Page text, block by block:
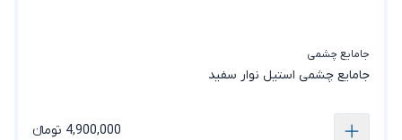
جامایع چشمی
جامایع چشمی استیل نوار سفید
4,900,000 تومانء